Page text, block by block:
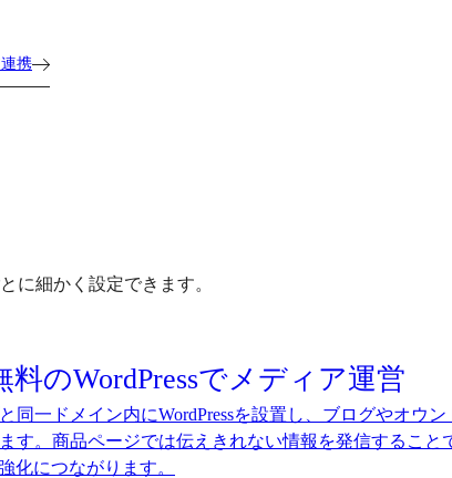
携
に細かく設定できます。
料のWordPressでメディア運営
同一ドメイン内にWordPressを設置し、ブログやオウ
す。商品ページでは伝えきれない情報を発信すること
化につながります。